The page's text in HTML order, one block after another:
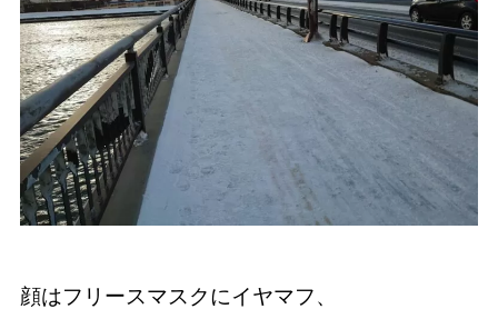
顔はフリースマスクにイヤマフ、